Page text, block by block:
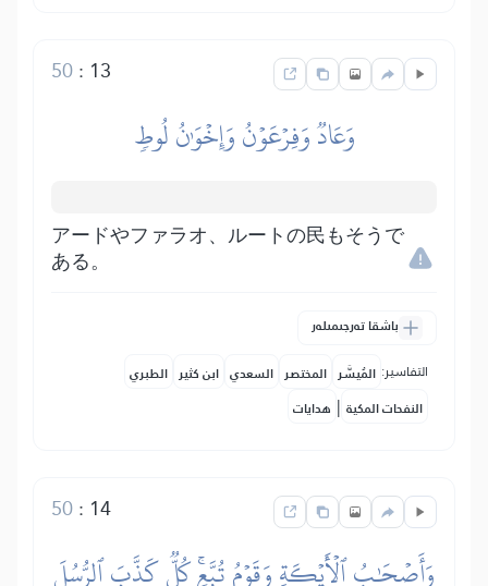
13
:
50
وَعَادٞ وَفِرۡعَوۡنُ وَإِخۡوَٰنُ لُوطٖ
アードやファラオ、ルートの民もそうで
ある。
باشقا تەرجىمىلەر
التفاسير: المُيسَّر المختصر السعدي ابن كثير الطبري
النفحات المكية | هدايات
14
:
50
وَأَصۡحَٰبُ ٱلۡأَيۡكَةِ وَقَوۡمُ تُبَّعٖۚ كُلّٞ كَذَّبَ ٱلرُّسُلَ